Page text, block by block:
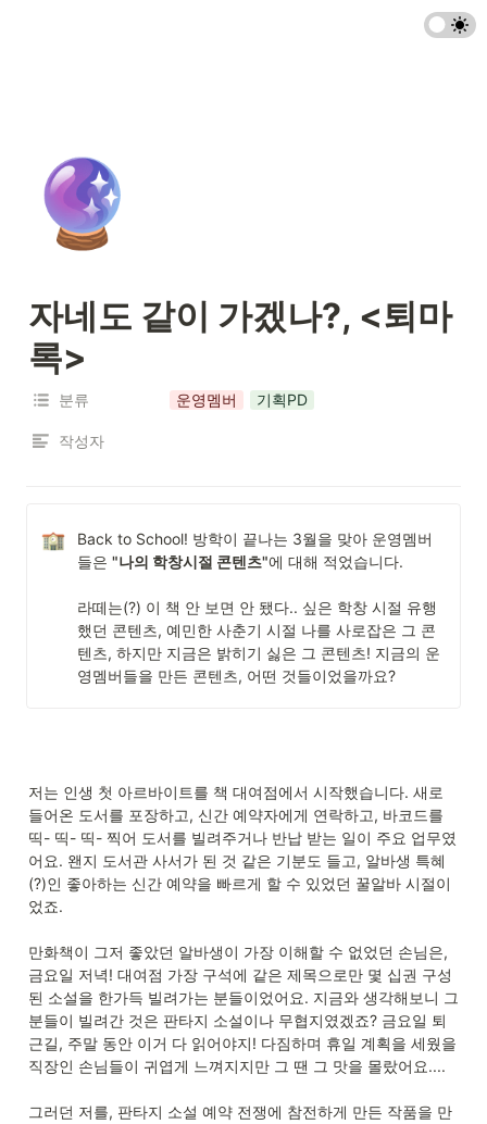
🔮
자네도 같이 가겠나?, <퇴마
록>
분류 운영멤버 기획PD
작성자
Back to School! 방학이 끝나는 3월을 맞아 운영멤버
들은 "나의 학창시절 콘텐츠"에 대해 적었습니다.
라떼는(?) 이 책 안 보면 안 됐다.. 싶은 학창 시절 유행
했던 콘텐츠, 예민한 사춘기 시절 나를 사로잡은 그 콘
텐츠, 하지만 지금은 밝히기 싫은 그 콘텐츠! 지금의 운
영멤버들을 만든 콘텐츠, 어떤 것들이었을까요?
저는 인생 첫 아르바이트를 책 대여점에서 시작했습니다. 새로
들어온 도서를 포장하고, 신간 예약자에게 연락하고, 바코드를
띡- 띡- 띡- 찍어 도서를 빌려주거나 반납 받는 일이 주요 업무였
어요. 왠지 도서관 사서가 된 것 같은 기분도 들고, 알바생 특혜
(?)인 좋아하는 신간 예약을 빠르게 할 수 있었던 꿀알바 시절이
었죠.
만화책이 그저 좋았던 알바생이 가장 이해할 수 없었던 손님은,
금요일 저녁! 대여점 가장 구석에 같은 제목으로만 몇 십권 구성
된 소설을 한가득 빌려가는 분들이었어요. 지금와 생각해보니 그
분들이 빌려간 것은 판타지 소설이나 무협지였겠죠? 금요일 퇴
근길, 주말 동안 이거 다 읽어야지! 다짐하며 휴일 계획을 세웠을
직장인 손님들이 귀엽게 느껴지지만 그 땐 그 맛을 몰랐어요....
그러던 저를, 판타지 소설 예약 전쟁에 참전하게 만든 작품을 만